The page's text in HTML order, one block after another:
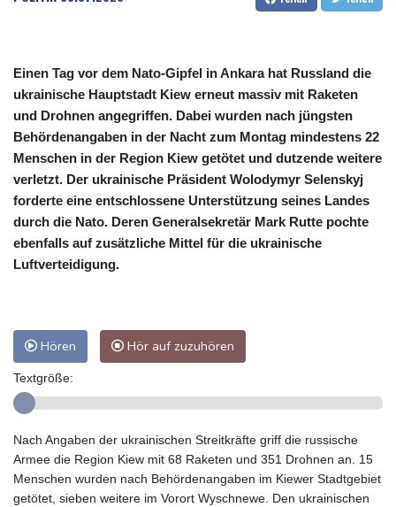
Einen Tag vor dem Nato-Gipfel in Ankara hat Russland die
ukrainische Hauptstadt Kiew erneut massiv mit Raketen
und Drohnen angegriffen. Dabei wurden nach jüngsten
Behördenangaben in der Nacht zum Montag mindestens 22
Menschen in der Region Kiew getötet und dutzende weitere
verletzt. Der ukrainische Präsident Wolodymyr Selenskyj
forderte eine entschlossene Unterstützung seines Landes
durch die Nato. Deren Generalsekretär Mark Rutte pochte
ebenfalls auf zusätzliche Mittel für die ukrainische
Luftverteidigung.
Hören Hör auf zuzuhören
Textgröße:
Nach Angaben der ukrainischen Streitkräfte griff die russische
Armee die Region Kiew mit 68 Raketen und 351 Drohnen an. 15
Menschen wurden nach Behördenangaben im Kiewer Stadtgebiet
getötet, sieben weitere im Vorort Wyschnewe. Den ukrainischen